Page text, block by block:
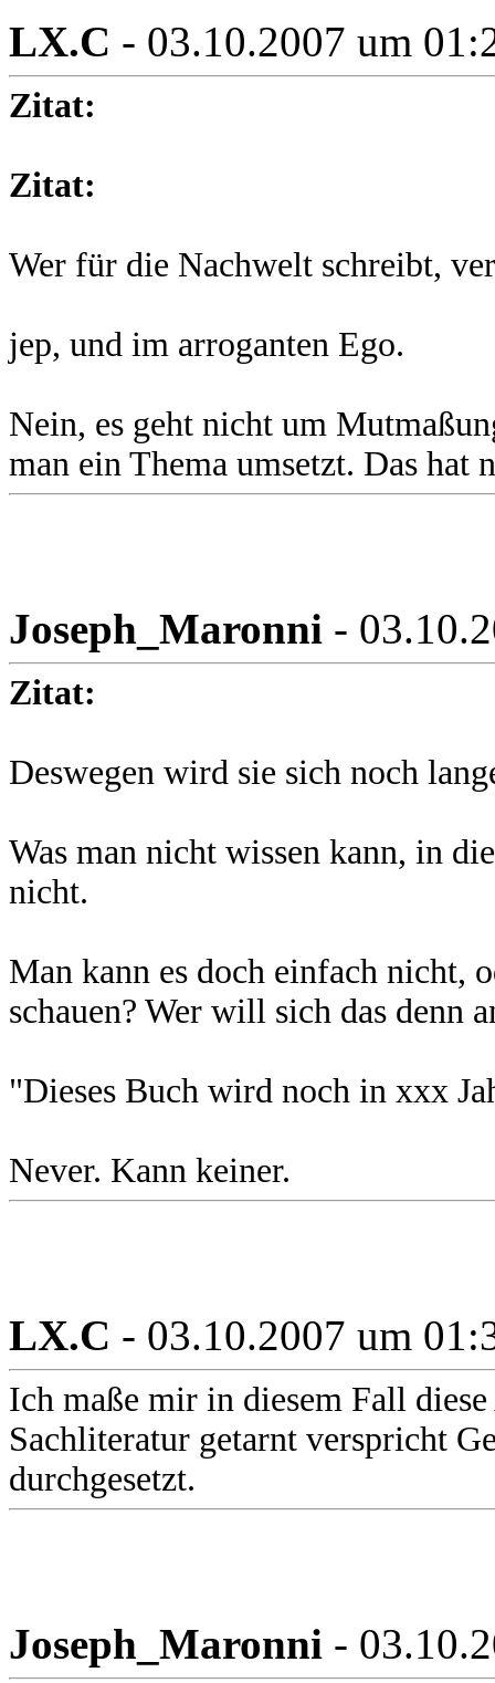
LX.C - 03.10.2007 um
Zitat:
Zitat:
Wer für die Nachwelt schreibt,
jep, und im arroganten Ego.
Nein, es geht nicht um
man ein Thema umsetzt. Das hat
Joseph_Maronni -
Zitat:
Deswegen wird sie sich noch
Was man nicht wissen kann, in
nicht.
Man kann es doch einfach nicht,
schauen? Wer will sich das denn
"Dieses Buch wird noch in xxx
Never. Kann keiner.
LX.C - 03.10.2007 um
Ich maße mir in diesem Fall
Sachliteratur getarnt verspricht
durchgesetzt.
Joseph_Maronni -